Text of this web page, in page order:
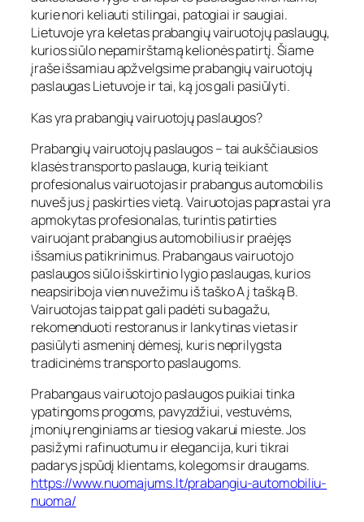
kurie nori keliauti stilingai, patogiai ir saugiai.
Lietuvoje yra keletas prabangių vairuotojų paslaugų,
kurios siūlo nepamirštamą kelionės patirtį. Šiame
įraše išsamiau apžvelgsime prabangių vairuotojų
paslaugas Lietuvoje ir tai, ką jos gali pasiūlyti.
Kas yra prabangių vairuotojų paslaugos?
Prabangių vairuotojų paslaugos – tai aukščiausios
klasės transporto paslauga, kurią teikiant
profesionalus vairuotojas ir prabangus automobilis
nuveš jus į paskirties vietą. Vairuotojas paprastai yra
apmokytas profesionalas, turintis patirties
vairuojant prabangius automobilius ir praėjęs
išsamius patikrinimus. Prabangaus vairuotojo
paslaugos siūlo išskirtinio lygio paslaugas, kurios
neapsiriboja vien nuvežimu iš taško A į tašką B.
Vairuotojas taip pat gali padėti su bagažu,
rekomenduoti restoranus ir lankytinas vietas ir
pasiūlyti asmeninį dėmesį, kuris neprilygsta
tradicinėms transporto paslaugoms.
Prabangaus vairuotojo paslaugos puikiai tinka
ypatingoms progoms, pavyzdžiui, vestuvėms,
įmonių renginiams ar tiesiog vakarui mieste. Jos
pasižymi rafinuotumu ir elegancija, kuri tikrai
padarys įspūdį klientams, kolegoms ir draugams.
https://www.nuomajums.lt/prabangiu-automobiliu-
nuoma/